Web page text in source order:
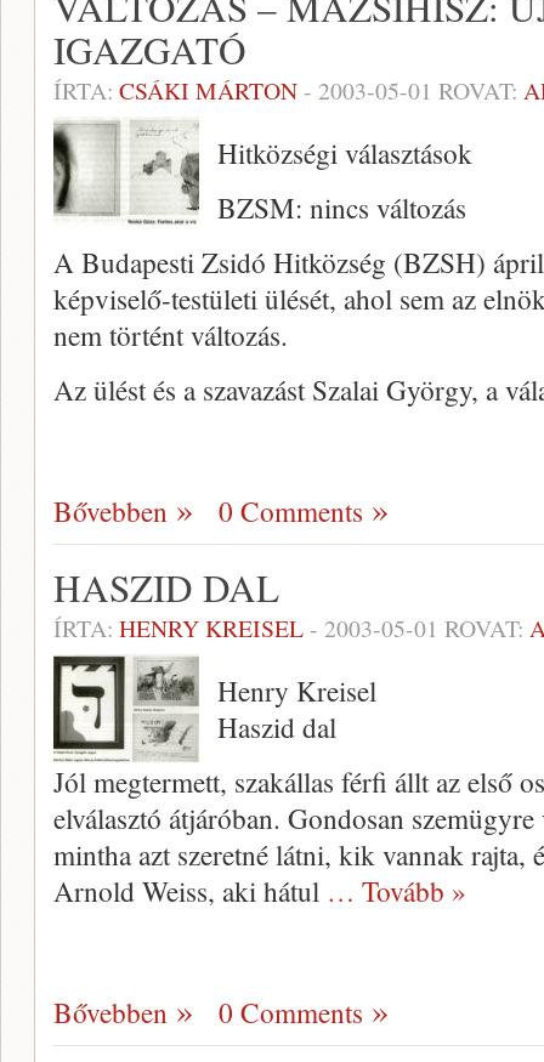
IGAZGATÓ
ÍRTA: CSÁKI MÁRTON- 2003-05-01 ROVAT:
Hitközségi választások
BZSM: nincs változás
A Budapesti Zsidó Hitközség (BZSH)
képviselő-testületi ülését, ahol sem az
nem történt változás.
Az ülést és a szavazást Szalai György, a
Bővebben 0 Comments
HASZID DAL
ÍRTA: HENRY KREISEL- 2003-05-01 ROVAT:
Henry Kreisel
Haszid dal
Jól megtermett, szakállas férfi állt az el­ső
elválasz­tó átjáróban. Gondosan
mintha azt sze­retné látni, kik vannak rajta,
Arnold Weiss, aki hátul … Tovább »
Bővebben 0 Comments